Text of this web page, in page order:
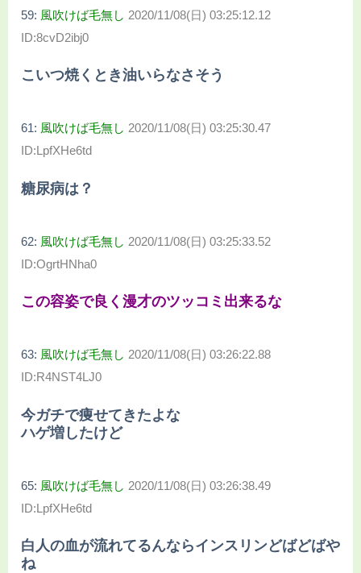
59: 風吹けば毛無し 2020/11/08(日) 03:25:12.12
ID:8cvD2ibj0
こいつ焼くとき油いらなさそう
61: 風吹けば毛無し 2020/11/08(日) 03:25:30.47
ID:LpfXHe6td
糖尿病は？
62: 風吹けば毛無し 2020/11/08(日) 03:25:33.52
ID:OgrtHNha0
この容姿で良く漫才のツッコミ出来るな
63: 風吹けば毛無し 2020/11/08(日) 03:26:22.88
ID:R4NST4LJ0
今ガチで痩せてきたよな
ハゲ増したけど
65: 風吹けば毛無し 2020/11/08(日) 03:26:38.49
ID:LpfXHe6td
白人の血が流れてるんならインスリンどばどばや
ね